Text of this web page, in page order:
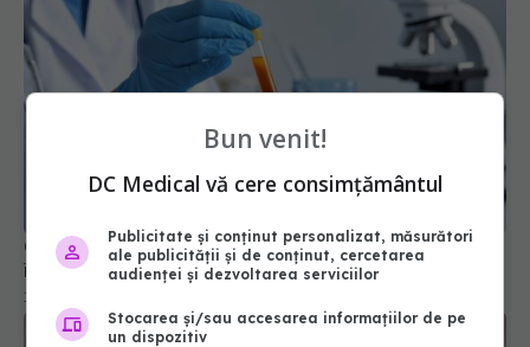
Ce înseamnă hemoglobină mică. De ce nu este
întotdeauna vorba despre lipsa de fier
19 iul 2026, 11:00
Bun venit!
DC Medical vă cere consimțământul
Publicitate și conținut personalizat, măsurători
ale publicității și de conținut, cercetarea
audienței și dezvoltarea serviciilor
Stocarea și/sau accesarea informațiilor de pe
un dispozitiv